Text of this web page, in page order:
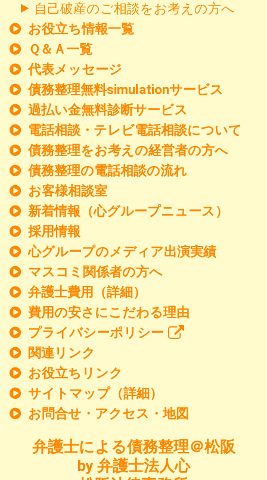
自己破産のご相談をお考えの方へ
お役立ち情報一覧
Ｑ＆Ａ一覧
代表メッセージ
債務整理無料simulationサービス
過払い金無料診断サービス
電話相談・テレビ電話相談について
債務整理をお考えの経営者の方へ
債務整理の電話相談の流れ
お客様相談室
新着情報 （心グループニュース）
採用情報
心グループのメディア出演実績
マスコミ関係者の方へ
弁護士費用（詳細）
費用の安さにこだわる理由
プライバシーポリシー
関連リンク
お役立ちリンク
サイトマップ（詳細）
お問合せ・アクセス・地図
弁護士による債務整理＠松阪
by 弁護士法人心